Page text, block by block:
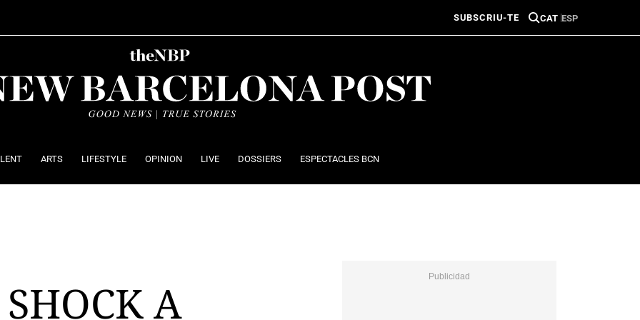
SUBSCRIU-TE CAT ESP
ARTS LIFESTYLE OPINION LIVE DOSSIERS ESPECTACLES BCN
A